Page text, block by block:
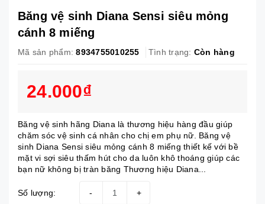
Băng vệ sinh Diana Sensi siêu mỏng
cánh 8 miếng
Mã sản phẩm: 8934755010255 Tình trạng: Còn hàng
24.000₫
Băng vệ sinh hãng Diana là thương hiệu hàng đầu giúp
chăm sóc vệ sinh cá nhân cho chị em phụ nữ. Băng vệ
sinh Diana Sensi siêu mỏng cánh 8 miếng thiết kế với bề
mặt vi sợi siêu thấm hút cho da luôn khô thoáng giúp các
bạn nữ không bị tràn băng Thương hiệu Diana...
Số lượng: +
-